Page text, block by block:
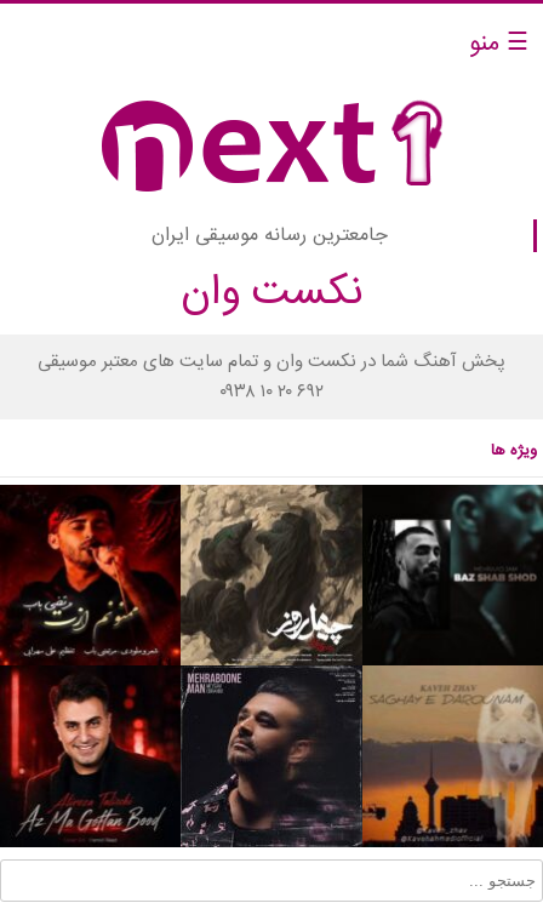
☰ منو
جامعترین رسانه موسیقی ایران
نکست وان
پخش آهنگ شما در نکست وان و تمام سایت های معتبر موسیقی
۰۹۳۸ ۱۰ ۲۰ ۶۹۲
ویژه ها